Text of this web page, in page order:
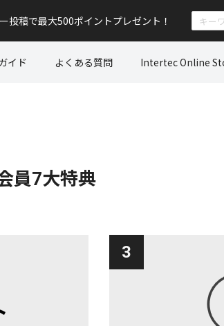
投稿で最大500ポイントプレゼント！
イド よくある質問 Intertec Online
員7大特典
3